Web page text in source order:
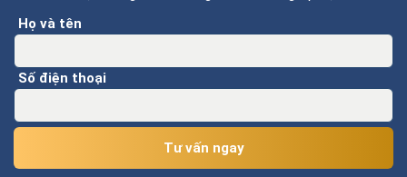
Họ và tên
Số điện thoại